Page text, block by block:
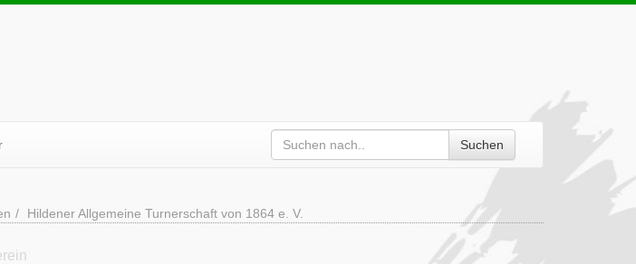
Suchen
Hildener Allgemeine Turnerschaft von 1864 e. V.